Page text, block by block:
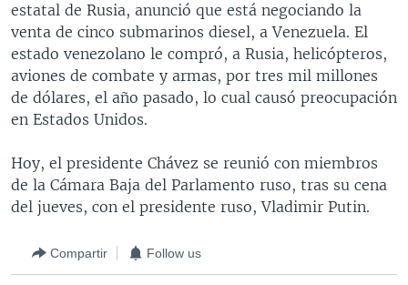
CIENCIA Y SALUD
VISIÓN 360
LAS CLAVES
PANORAMA
AUDIONOTICIAS
BUENOS DÍAS AMÉRICA
ESTADOS UNIDOS AL DÍA
EL MUNDO AL DÍA [RADIO]
FORO [RADIO]
DEPORTIVO INTERNACIONAL
NOTA ECONÓMICA
ENTRETENIMIENTO
DOCUMENTALES DE LA VOA
Learning English
SÍGANOS
Idiomas
estatal de Rusia, anunció que está negociando la
venta de cinco submarinos diesel, a Venezuela. El
estado venezolano le compró, a Rusia, helicópteros,
aviones de combate y armas, por tres mil millones
de dólares, el año pasado, lo cual causó preocupación
en Estados Unidos.
Hoy, el presidente Chávez se reunió con miembros
de la Cámara Baja del Parlamento ruso, tras su cena
del jueves, con el presidente ruso, Vladimir Putin.
Compartir Follow us